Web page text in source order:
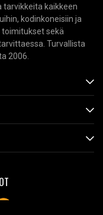
tarvikkeita kaikkeen
kodinkoneisiin ja
toimitukset sekä
Turvallista
2006.